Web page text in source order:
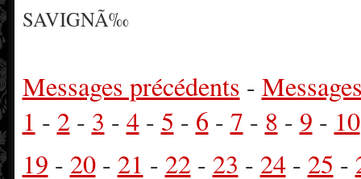
SAVIGNÃ‰
Messages précédents -
1 - 2- 3 - 4- 5 - 6 - 7 - 8 - 9 - 10
19 - 20- 21 - 22- 23 - 24- 25 -